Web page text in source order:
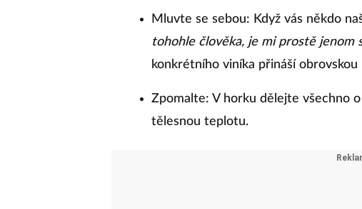
Mluvte se sebou: Když vás někdo
tohohle člověka, je mi prostě jenom
konkrétního viníka přináší obrovskou
Zpomalte: V horku dělejte všechno
tělesnou teplotu.